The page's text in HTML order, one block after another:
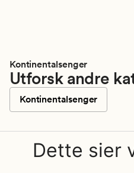
Kontinentalsenger
Utforsk andre
Kontinentalsenger
Dette sier